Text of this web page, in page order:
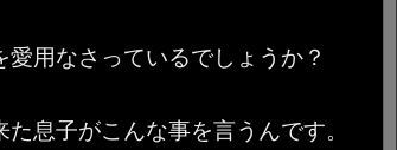
用なさっているでしょうか？
息子がこんな事を言うんです。